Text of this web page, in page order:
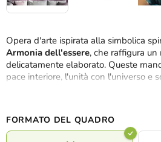
Opera d'arte ispirata alla simbolica
Armonia dell'essere, che raffigura
delicatamente elaborato. Queste
pace interiore, l'unità con l'universo e
FORMATO DEL QUADRO